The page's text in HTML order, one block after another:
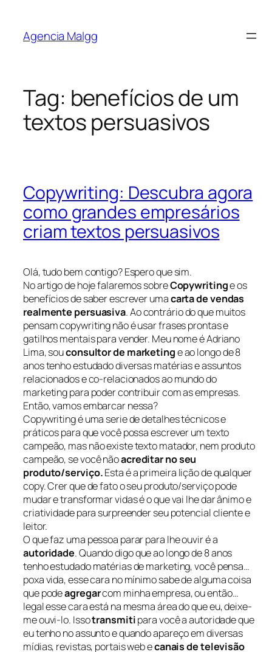
Agencia Malgg
Tag: benefícios de um
textos persuasivos
Copywriting: Descubra agora
como grandes empresários
criam textos persuasivos
Olá, tudo bem contigo? Espero que sim.
No artigo de hoje falaremos sobreCopywritinge os
benefícios de saber escrever umacarta de vendas
realmente persuasiva. Ao contrário do que muitos
pensam copywriting não é usar frases prontas e
gatilhos mentais para vender. Meu nome é Adriano
Lima, souconsultor de marketinge ao longo de 8
anos tenho estudado diversas matérias e assuntos
relacionados e co-relacionados ao mundo do
marketing para poder contribuir com as empresas.
Então, vamos embarcar nessa?
Copywriting é uma serie de detalhes técnicos e
práticos para que você possa escrever um texto
campeão, mas não existe texto matador, nem produto
campeão, se você nãoacreditar no seu
produto/serviço.Esta é a primeira lição de qualquer
copy. Crer que de fato o seu produto/serviço pode
mudar e transformar vidas é o que vai lhe dar ânimo e
criatividade para surpreender seu potencial cliente e
leitor.
O que faz uma pessoa parar para lhe ouvir é a
autoridade. Quando digo que ao longo de 8 anos
tenho estudado matérias de marketing, você pensa…
poxa vida, esse cara no mínimo sabe de alguma coisa
que podeagregarcom minha empresa, ou então…
legal esse cara está na mesma área do que eu, deixe-
me ouvi-lo. Issotransmitipara você a autoridade que
eu tenho no assunto e quando apareço em diversas
mídias, revistas, portais web ecanais de televisão